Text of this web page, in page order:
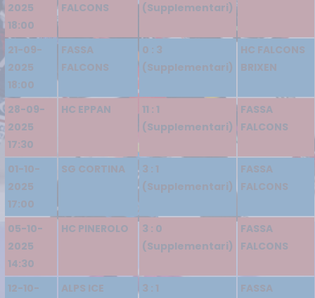
2025
18:00
FALCONS
(Supplementari)
21-09-
2025
18:00
FASSA
FALCONS
0 : 3
(Supplementari)
HC FALCONS
BRIXEN
28-09-
2025
17:30
HC EPPAN
11 : 1
(Supplementari)
FASSA
FALCONS
01-10-
2025
17:00
SG CORTINA
3 : 1
(Supplementari)
FASSA
FALCONS
05-10-
2025
14:30
HC PINEROLO
3 : 0
(Supplementari)
FASSA
FALCONS
12-10-
ALPS ICE
3 : 1
FASSA